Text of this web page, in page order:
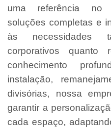
uma referência no
soluções completas e
às necessidades
corporativos quanto
conhecimento
instalação,
divisórias, nossa
garantir a
cada espaço,